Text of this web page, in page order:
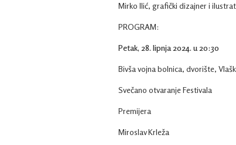
Mirko Ilić, grafički dizajner i
PROGRAM:
Petak, 28. lipnja 2024. u 20:30
Bivša vojna bolnica, dvorište,
Svečano otvaranje Festivala
Premijera
Miroslav Krleža